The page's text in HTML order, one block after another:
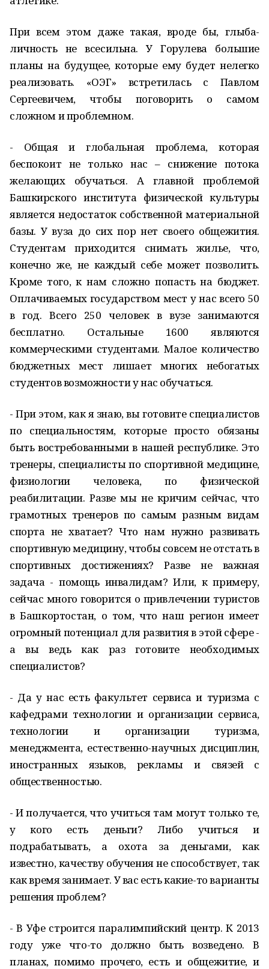
При всем этом даже такая, вроде бы, глыба-
личность не всесильна. У Горулева большие
планы на будущее, которые ему будет нелегко
реализовать. «ОЭГ» встретилась с Павлом
Сергеевичем, чтобы поговорить о самом
сложном и проблемном.
- Общая и глобальная проблема, которая
беспокоит не только нас – снижение потока
желающих обучаться. А главной проблемой
Башкирского института физической культуры
является недостаток собственной материальной
базы. У вуза до сих пор нет своего общежития.
Студентам приходится снимать жилье, что,
конечно же, не каждый себе может позволить.
Кроме того, к нам сложно попасть на бюджет.
Оплачиваемых государством мест у нас всего 50
в год. Всего 250 человек в вузе занимаются
бесплатно. Остальные 1600 являются
коммерческими студентами. Малое количество
бюджетных мест лишает многих небогатых
студентов возможности у нас обучаться.
- При этом, как я знаю, вы готовите специалистов
по специальностям, которые просто обязаны
быть востребованными в нашей республике. Это
тренеры, специалисты по спортивной медицине,
физиологии человека, по физической
реабилитации. Разве мы не кричим сейчас, что
грамотных тренеров по самым разным видам
спорта не хватает? Что нам нужно развивать
спортивную медицину, чтобы совсем не отстать в
спортивных достижениях? Разве не важная
задача - помощь инвалидам? Или, к примеру,
сейчас много говорится о привлечении туристов
в Башкортостан, о том, что наш регион имеет
огромный потенциал для развития в этой сфере -
а вы ведь как раз готовите необходимых
специалистов?
- Да у нас есть факультет сервиса и туризма с
кафедрами технологии и организации сервиса,
технологии и организации туризма,
менеджмента, естественно-научных дисциплин,
иностранных языков, рекламы и связей с
общественностью.
- И получается, что учиться там могут только те,
у кого есть деньги? Либо учиться и
подрабатывать, а охота за деньгами, как
известно, качеству обучения не способствует, так
как время занимает. У вас есть какие-то варианты
решения проблем?
- В Уфе строится паралимпийский центр. К 2013
году уже что-то должно быть возведено. В
планах, помимо прочего, есть и общежитие, и